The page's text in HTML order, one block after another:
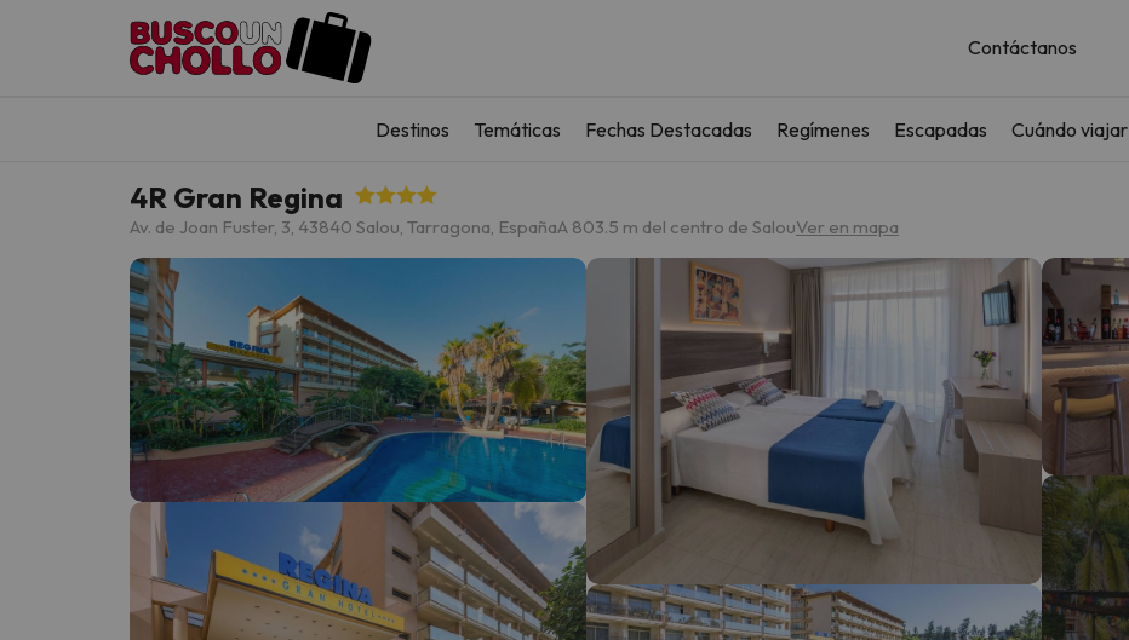
Contáctanos
Destinos Temáticas Fechas Destacadas Regímenes Escapadas Cuándo viajar
4R Gran Regina
Av. de Joan Fuster, 3, 43840 Salou, Tarragona, EspañaA 803.5 m del centro de SalouVer en mapa